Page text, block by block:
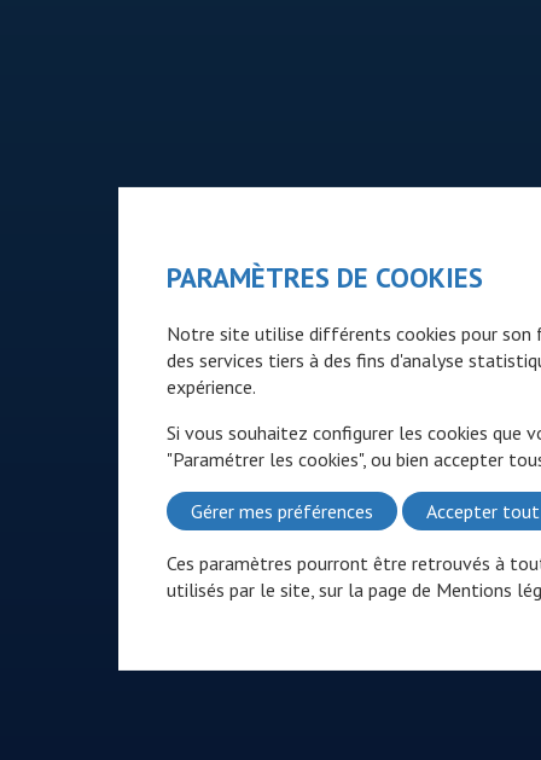
PARAMÈTRES DE COOKIES
Notre site utilise différents cookies pour son
des services tiers à des fins d'analyse
expérience.
Si vous souhaitez configurer les cookies que
"Paramétrer les cookies", ou bien accepter
Gérer mes préférences Accepter tout
Ces paramètres pourront être retrouvés à
utilisés par le site, sur la page de Mentions